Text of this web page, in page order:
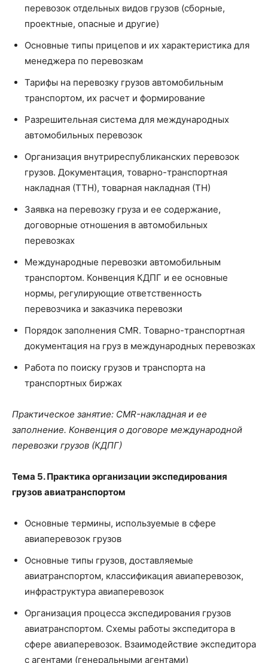
перевозок отдельных видов грузов (сборные,
проектные, опасные и другие)
Основные типы прицепов и их характеристика для
менеджера по перевозкам
Тарифы на перевозку грузов автомобильным
транспортом, их расчет и формирование
Разрешительная система для международных
автомобильных перевозок
Организация внутриреспубликанских перевозок
грузов. Документация, товарно-транспортная
накладная (ТТН), товарная накладная (ТН)
Заявка на перевозку груза и ее содержание,
договорные отношения в автомобильных
перевозках
Международные перевозки автомобильным
транспортом. Конвенция КДПГ и ее основные
нормы, регулирующие ответственность
перевозчика и заказчика перевозки
Порядок заполнения CMR. Товарно-транспортная
документация на груз в международных перевозках
Работа по поиску грузов и транспорта на
транспортных биржах
Практическое занятие: CMR-накладная и ее
заполнение. Конвенция о договоре международной
перевозки грузов (КДПГ)
Тема 5. Практика организации экспедирования
грузов авиатранспортом
Основные термины, используемые в сфере
авиаперевозок грузов
Основные типы грузов, доставляемые
авиатранспортом, классификация авиаперевозок,
инфраструктура авиаперевозок
Организация процесса экспедирования грузов
авиатранспортом. Схемы работы экспедитора в
сфере авиаперевозок. Взаимодействие экспедитора
с агентами (генеральными агентами)